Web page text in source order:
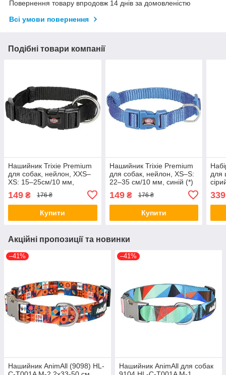
Повернення товару впродовж 14 днів за домовленістю
Всі умови повернення
Подібні товари компанії
Нашийник Trixie Premium
для собак, нейлон, XXS–
XS: 15–25см/10 мм,
149 ₴ 176 ₴
Купити
Нашийник Trixie Premium
для собак, нейлон, XS–S:
22–35 см/10 мм, синій (*)
149₴ 176 ₴
Купити
для
25
339
Акційні пропозиції та новинки
–41%
Нашийник AnimAll (9098) HL-
–41%
Нашийник AnimAll для собак